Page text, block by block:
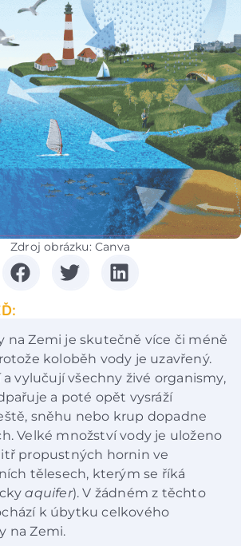
Zdroj obrázku: Canva
na Zemi je skutečně více či méně
koloběh vody je uzavřený.
vylučují všechny živé organismy,
a poté opět vysráží
sněhu nebo krup dopadne
Velké množství vody je uloženo
propustných hornin ve
tělesech, kterým se říká
aquifer). V žádném z těchto
k úbytku celkového
na Zemi.